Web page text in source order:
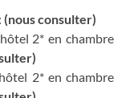
(nous consulter)
2* en chambre
2* en chambre